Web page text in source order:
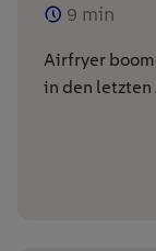
9 min
Airfryer
in den letzten